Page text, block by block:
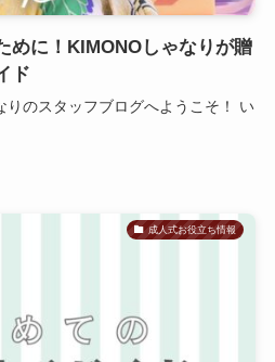
めに！KIMONOしゃなりが贈
ド
りのスタッフブログへようこそ！ い
成人式お役立ち情報